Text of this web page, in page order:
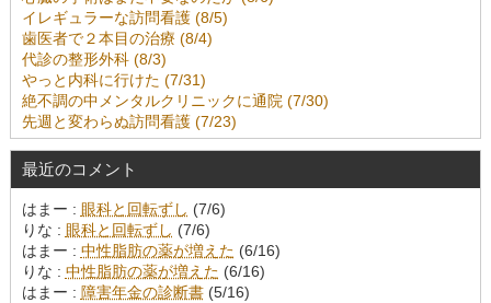
イレギュラーな訪問看護 (8/5)
歯医者で２本目の治療 (8/4)
代診の整形外科 (8/3)
やっと内科に行けた (7/31)
絶不調の中メンタルクリニックに通院 (7/30)
先週と変わらぬ訪問看護 (7/23)
最近のコメント
はまー : 眼科と回転ずし (7/6)
りな : 眼科と回転ずし (7/6)
はまー : 中性脂肪の薬が増えた (6/16)
りな : 中性脂肪の薬が増えた (6/16)
はまー : 障害年金の診断書(5/16)